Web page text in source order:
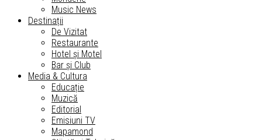
Music News
Destinații
De Vizitat
Restaurante
Hotel și Motel
Bar și Club
Media & Cultura
Educație
Muzică
Editorial
Emisiuni TV
Mapamond